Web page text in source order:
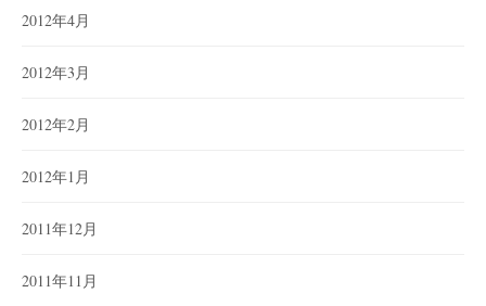
2012年4月
2012年3月
2012年2月
2012年1月
2011年12月
2011年11月